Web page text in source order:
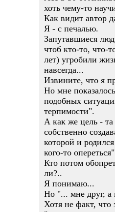
хоть чему-то
Как видит автор
Я - с печалью.
Запутавшиеся
чтоб кто-то, что-
лет) угробили
навсегда...
Извините, что я
Но мне
подобных
терпимости".
А как же цель - та
собственно
которой и
кого-то
Кто потом
ли?..
Я понимаю...
Но "... мне друг, а
Хотя не факт, что